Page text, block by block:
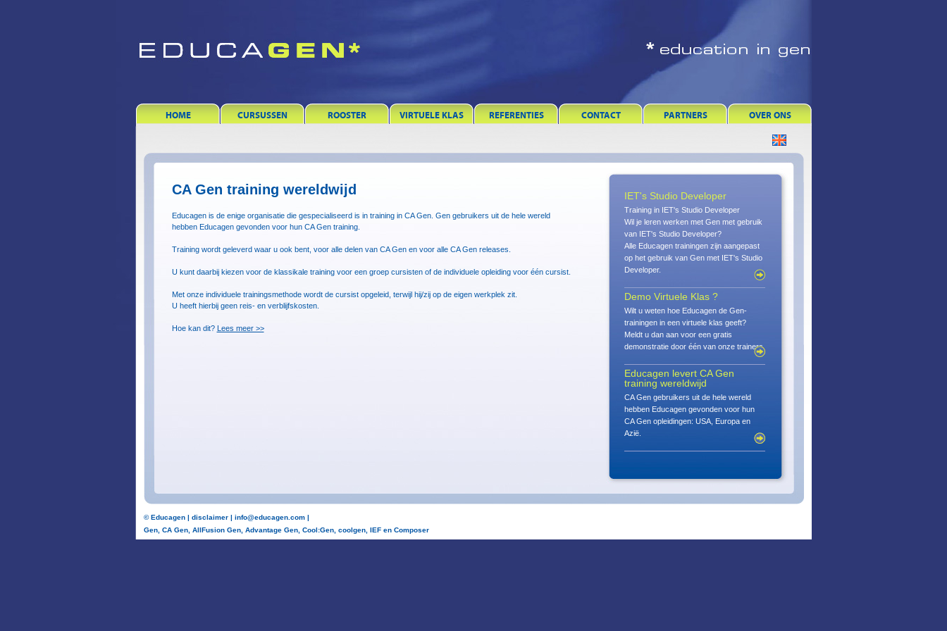
HOME CURSUSSEN ROOSTER VIRTUELE KLAS REFERENTIES CONTACT PARTNERS OVER ONS
CA Gen training wereldwijd
Educagen is de enige organisatie die gespecialiseerd is in training in CA Gen. Gen gebruikers uit de hele wereld
hebben Educagen gevonden voor hun CA Gen training.
Training wordt geleverd waar u ook bent, voor alle delen van CA Gen en voor alle CA Gen releases.
U kunt daarbij kiezen voor de klassikale training voor een groep cursisten of de individuele opleiding voor één cursist.
Met onze individuele trainingsmethode wordt de cursist opgeleid, terwijl hij/zij op de eigen werkplek zit.
U heeft hierbij geen reis- en verblijfskosten.
Hoe kan dit? Lees meer >>
IET's Studio Developer
Training in IET's Studio Developer
Wil je leren werken met Gen met gebruik
van IET's Studio Developer?
Alle Educagen trainingen zijn aangepast
op het gebruik van Gen met IET's Studio
Developer.
Demo Virtuele Klas ?
Wilt u weten hoe Educagen de Gen-
trainingen in een virtuele klas geeft?
Meldt u dan aan voor een gratis
demonstratie door één van onze trainers.
Educagen levert CA Gen
training wereldwijd
CA Gen gebruikers uit de hele wereld
hebben Educagen gevonden voor hun
CA Gen opleidingen: USA, Europa en
Azië.
©Educagen | disclaimer| info@educagen.com|
Gen, CA Gen, AllFusion Gen, Advantage Gen, Cool:Gen, coolgen, IEF en Composer